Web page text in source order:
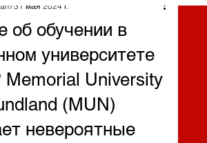
об обучении в
университете
University
(MUN)
невероятные
31 мая 2024 г.